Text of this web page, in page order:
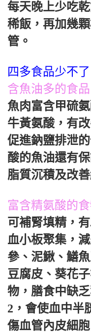
每天晚上少吃
稀飯，再加幾
管。
四多食品少不了
含魚油多的食品
魚肉富含甲硫
牛黃氨酸，有
促進鈉鹽排泄
酸的魚油還有
脂質沉積及改
富含精氨酸的食
可補腎填精，
血小板聚集，
參、泥鰍、鱔
豆腐皮、葵花
物，膳食中缺
2，會使血中半
傷血管內皮細